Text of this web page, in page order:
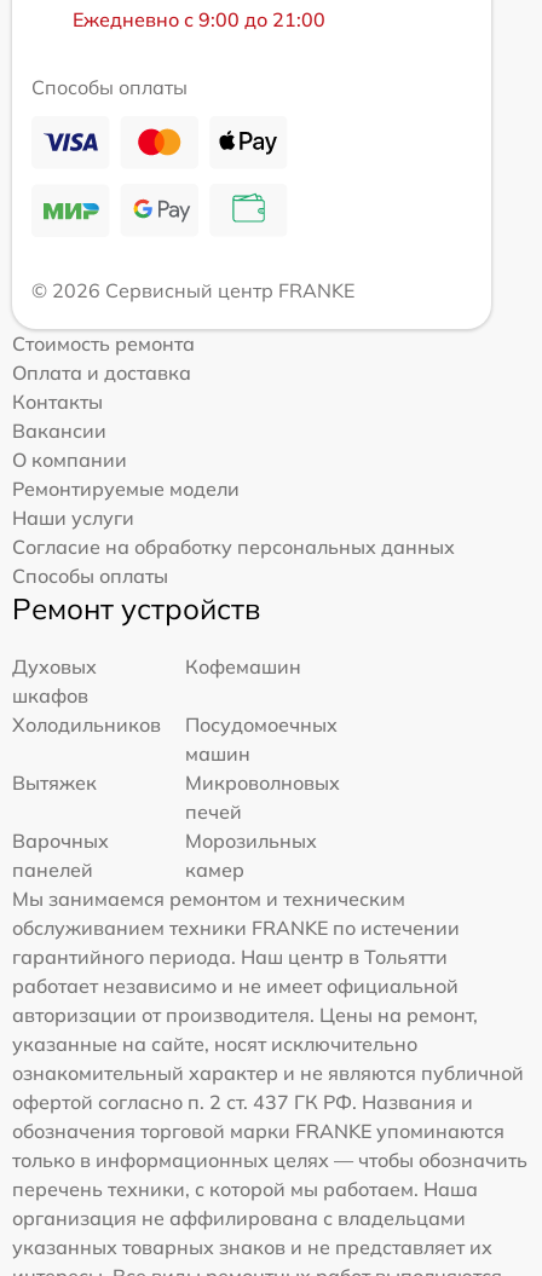
Ежедневно с 9:00 до 21:00
Способы оплаты
© 2026 Сервисный центр FRANKE
Стоимость ремонта
Оплата и доставка
Контакты
Вакансии
О компании
Ремонтируемые модели
Наши услуги
Согласие на обработку персональных данных
Способы оплаты
Ремонт устройств
Духовых
шкафов
Кофемашин
Холодильников
Посудомоечных
машин
Вытяжек
Микроволновых
печей
Варочных
панелей
Морозильных
камер
Мы занимаемся ремонтом и техническим
обслуживанием техники FRANKE по истечении
гарантийного периода. Наш центр в Тольятти
работает независимо и не имеет официальной
авторизации от производителя. Цены на ремонт,
указанные на сайте, носят исключительно
ознакомительный характер и не являются публичной
офертой согласно п. 2 ст. 437 ГК РФ. Названия и
обозначения торговой марки FRANKE упоминаются
только в информационных целях — чтобы обозначить
перечень техники, с которой мы работаем. Наша
организация не аффилирована с владельцами
указанных товарных знаков и не представляет их